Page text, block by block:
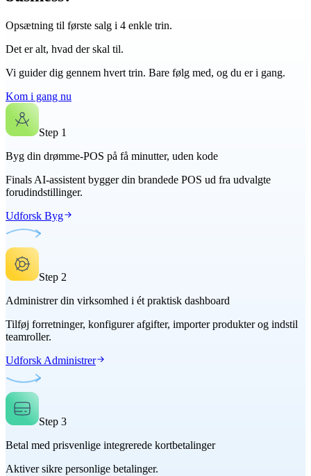
Opsætning til første salg i 4 enkle trin.
Det er alt, hvad der skal til.
Vi guider dig gennem hvert trin. Bare følg med, og du er i gang.
Kom i gang nu
Step 1
Byg din drømme-POS på få minutter, uden kode
Finals AI-assistent bygger din brandede POS ud fra udvalgte
forudindstillinger.
Udforsk Byg
Step 2
Administrer din virksomhed i ét praktisk dashboard
Tilføj forretninger, konfigurer afgifter, importer produkter og indstil
teamroller.
Udforsk Administrer
Step 3
Betal med prisvenlige integrerede kortbetalinger
Aktiver sikre personlige betalinger.